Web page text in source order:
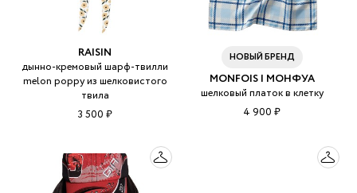
RAISIN
дынно-кремовый шарф-твилли
melon poppy из шелковистого
твила
3 500 ₽
НОВЫЙ БРЕНД
MONFOIS | МОНФУА
шелковый платок в клетку
4 900 ₽